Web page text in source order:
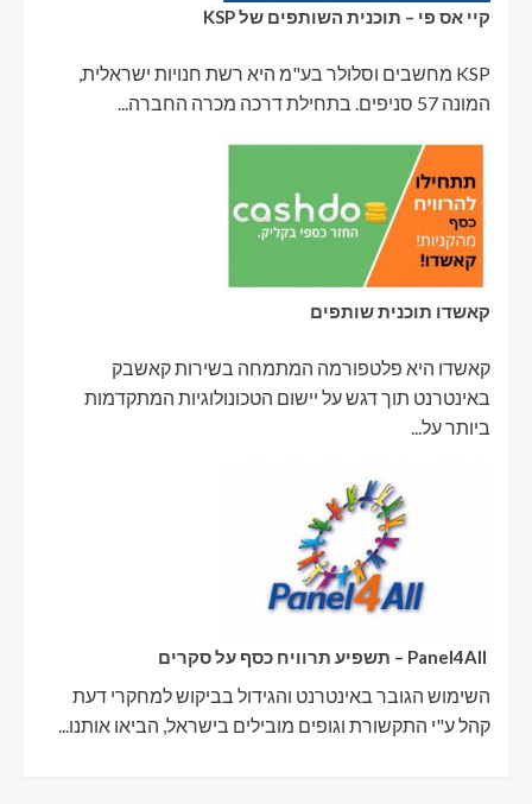
קיי אס פי – תוכנית השותפים של KSP
KSP מחשבים וסלולר בע"מ היא רשת חנויות ישראלית,
המונה 57 סניפים. בתחילת דרכה מכרה החברה...
קאשדו תוכנית שותפים
קאשדו היא פלטפורמה המתמחה בשירות קאשבק
באינטרנט תוך דגש על יישום הטכונולוגיות המתקדמות
ביותר על...
השימוש הגובר באינטרנט והגידול בביקוש למחקרי דעת
קהל ע"י התקשורת וגופים מובילים בישראל, הביאו אותנו...